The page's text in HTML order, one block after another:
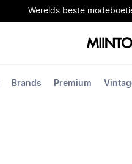
Werelds beste
Brands Premium